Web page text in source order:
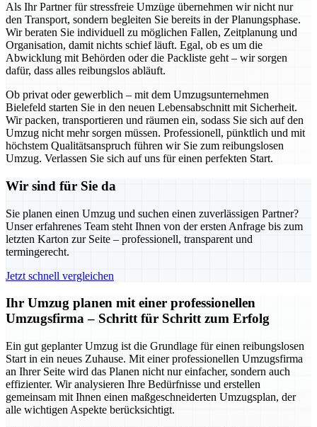
Als Ihr Partner für stressfreie Umzüge übernehmen wir nicht nur
den Transport, sondern begleiten Sie bereits in der Planungsphase.
Wir beraten Sie individuell zu möglichen Fallen, Zeitplanung und
Organisation, damit nichts schief läuft. Egal, ob es um die
Abwicklung mit Behörden oder die Packliste geht – wir sorgen
dafür, dass alles reibungslos abläuft.
Ob privat oder gewerblich – mit dem Umzugsunternehmen
Bielefeld starten Sie in den neuen Lebensabschnitt mit Sicherheit.
Wir packen, transportieren und räumen ein, sodass Sie sich auf den
Umzug nicht mehr sorgen müssen. Professionell, pünktlich und mit
höchstem Qualitätsanspruch führen wir Sie zum reibungslosen
Umzug. Verlassen Sie sich auf uns für einen perfekten Start.
Wir sind für Sie da
Sie planen einen Umzug und suchen einen zuverlässigen Partner?
Unser erfahrenes Team steht Ihnen von der ersten Anfrage bis zum
letzten Karton zur Seite – professionell, transparent und
termingerecht.
Jetzt schnell vergleichen
Ihr Umzug planen mit einer professionellen
Umzugsfirma – Schritt für Schritt zum Erfolg
Ein gut geplanter Umzug ist die Grundlage für einen reibungslosen
Start in ein neues Zuhause. Mit einer professionellen Umzugsfirma
an Ihrer Seite wird das Planen nicht nur einfacher, sondern auch
effizienter. Wir analysieren Ihre Bedürfnisse und erstellen
gemeinsam mit Ihnen einen maßgeschneiderten Umzugsplan, der
alle wichtigen Aspekte berücksichtigt.